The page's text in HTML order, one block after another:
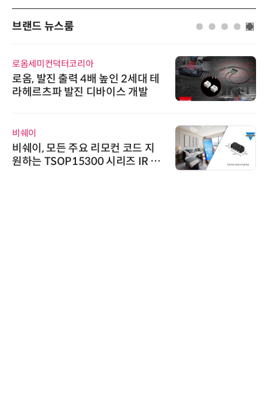
브랜드 뉴스룸
로옴세미컨덕터코리아
로옴, 발진 출력 4배 높인 2세대 테
라헤르츠파 발진 디바이스 개발
비쉐이
비쉐이, 모든 주요 리모컨 코드 지
원하는 TSOP15300 시리즈 IR 수